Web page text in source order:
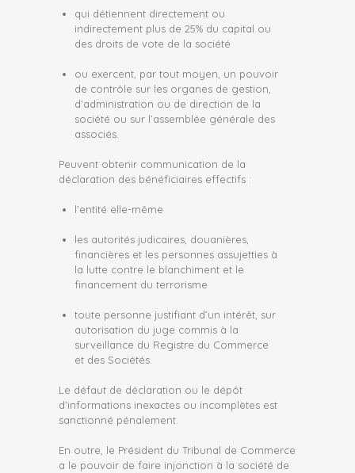
qui détiennent directement ou
indirectement plus de 25% du capital ou
des droits de vote de la société
ou exercent, par tout moyen, un pouvoir
de contrôle sur les organes de gestion,
d’administration ou de direction de la
société ou sur l’assemblée générale des
associés.
Peuvent obtenir communication de la
déclaration des bénéficiaires effectifs :
l’entité elle-même
les autorités judicaires, douanières,
financières et les personnes assujetties à
la lutte contre le blanchiment et le
financement du terrorisme
toute personne justifiant d’un intérêt, sur
autorisation du juge commis à la
surveillance du Registre du Commerce
et des Sociétés.
Le défaut de déclaration ou le dépôt
d’informations inexactes ou incomplètes est
sanctionné pénalement.
En outre, le Président du Tribunal de Commerce
a le pouvoir de faire injonction à la société de